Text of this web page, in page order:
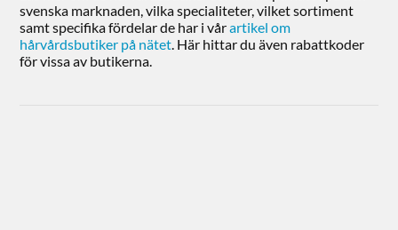
svenska marknaden, vilka specialiteter, vilket sortiment
samt specifika fördelar de har i vårartikel om
hårvårdsbutiker på nätet. Här hittar du även rabattkoder
för vissa av butikerna.